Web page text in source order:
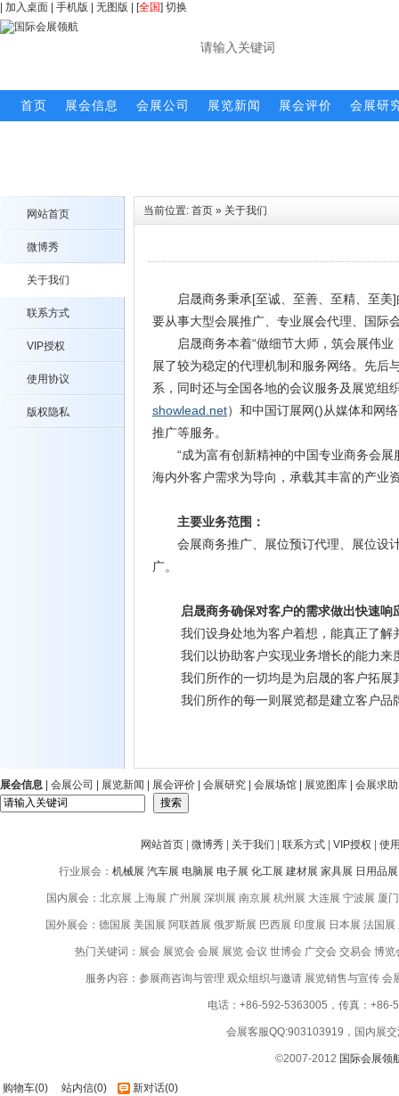
加入桌面 手机版 无图版 | [全国] 切换
首页 展会信息 会展公司 展览新闻 展会评价 会展研
网站首页
微博秀
关于我们
联系方式
VIP授权
使用协议
版权隐私
当前位置: 首页 » 关于我们
启晟商务秉承[至诚、至善、至精、至
要从事大型会展推广、专业展会代理、国际
启晟商务本着“做细节大师，筑会展伟业
展了较为稳定的代理机制和服务网络。先后
系，同时还与全国各地的会议服务及展览组
showlead.net）和中国订展网()从媒体和网
推广等服务。
“成为富有创新精神的中国专业商务会展
海内外客户需求为导向，承载其丰富的产业
主要业务范围：
会展商务推广、展位预订代理、展位设计
广。
启晟商务确保对客户的需求做出快速
我们设身处地为客户着想，能真正了解
我们以协助客户实现业务增长的能力来
我们所作的一切均是为启晟的客户拓展
我们所作的每一则展览都是建立客户品
展会信息 会展公司 展览新闻 展会评价 会展研究 会展场馆 展览图库 会展求助
网站首页| 微博秀| 关于我们 联系方式| VIP授权 使
行业展会： 机械展 汽车展 电脑展 电子展 化工展 建材展 家具展 日用品展
国内展会：北京展 上海展 广州展 深圳展 南京展 杭州展 大连展 宁波展
国外展会：德国展 美国展 阿联酋展 俄罗斯展 巴西展 印度展 日本展 法国
热门关键词：展会 展览会 会展 展览 会议 世博会 广交会 交易会 博
服务内容：参展商咨询与管理 观众组织与邀请 展览销售与宣传
电话：+86-592-5363005，传真：+86-
会展客服QQ:903103919，国内展
©2007-2012 国际会展领
购物车(0) 站内信(0) 新对话(0)